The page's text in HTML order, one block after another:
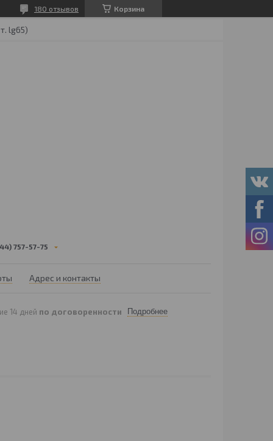
Корзина
180 отзывов
lg65)
757-57-75
Адрес и контакты
14 дней по договоренности Подробнее